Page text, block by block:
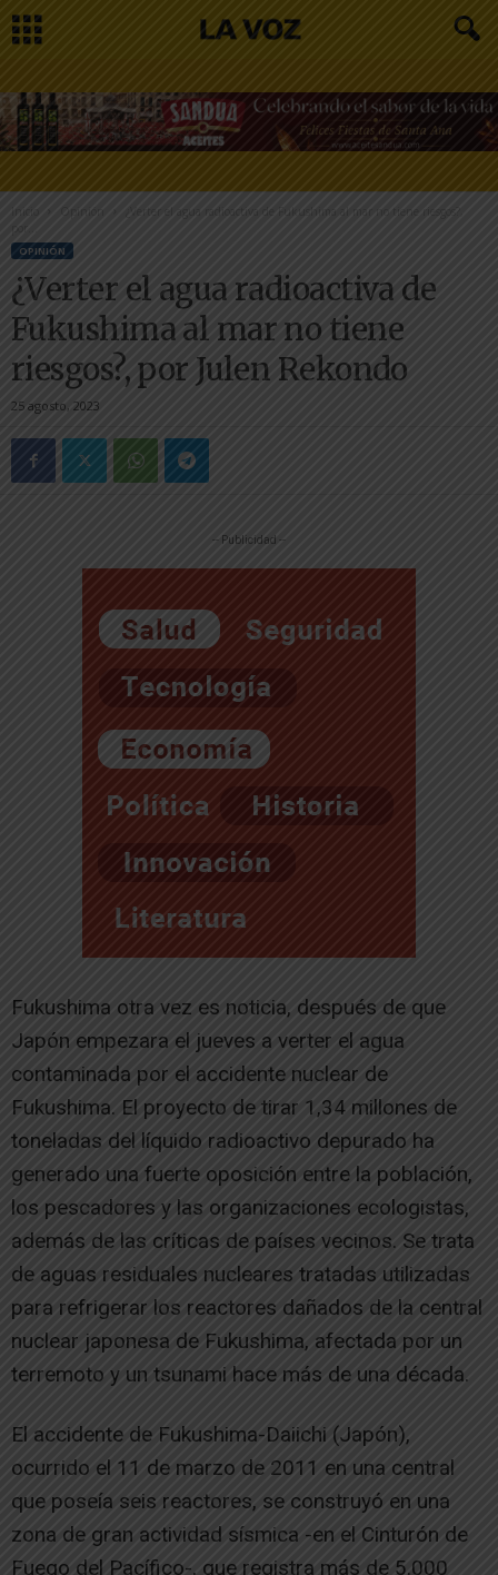
Inicio Opinión
¿Verter el agua radioactiva de Fukushima al mar no tiene riesgos?,
OPINIÓN
¿Verter el agua radioactiva de
Fukushima al mar no tiene
riesgos?, por Julen Rekondo
25 agosto, 2023
-- Publicidad --
Fukushima otra vez es noticia, después de que
Japón empezara el jueves a verter el agua
contaminada por el accidente nuclear de
Fukushima. El proyecto de tirar 1,34 millones de
toneladas del líquido radioactivo depurado ha
generado una fuerte oposición entre la población,
los pescadores y las organizaciones ecologistas,
además de las críticas de países vecinos. Se trata
de aguas residuales nucleares tratadas utilizadas
para refrigerar los reactores dañados de la central
nuclear japonesa de Fukushima, afectada por un
terremoto y un tsunami hace más de una década.
El accidente de Fukushima-Daiichi (Japón),
ocurrido el 11 de marzo de 2011 en una central
que poseía seis reactores, se construyó en una
zona de gran actividad sísmica -en el Cinturón de
Fuego del Pacífico-, que registra más de 5.000